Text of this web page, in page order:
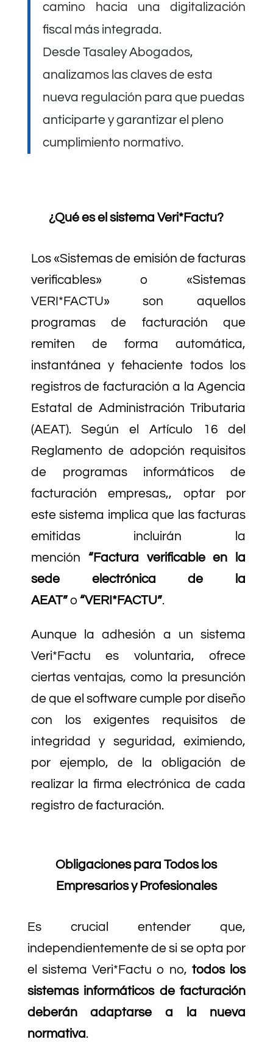
camino hacia una digitalización
fiscal más integrada.
Desde Tasaley Abogados,
analizamos las claves de esta
nueva regulación para que puedas
anticiparte y garantizar el pleno
cumplimiento normativo.
¿Qué es el sistema Veri*Factu?
Los «Sistemas de emisión de facturas
verificables» o «Sistemas
VERI*FACTU» son aquellos
programas de facturación que
remiten de forma automática,
instantánea y fehaciente todos los
registros de facturación a la Agencia
Estatal de Administración Tributaria
(AEAT). Según el Artículo 16 del
Reglamento de adopción requisitos
de programas informáticos de
facturación empresas,, optar por
este sistema implica que las facturas
emitidas incluirán la
mención “Factura verificable en la
sede electrónica de la
AEAT”o“VERI*FACTU”.
Aunque la adhesión a un sistema
Veri*Factu es voluntaria, ofrece
ciertas ventajas, como la presunción
de que el software cumple por diseño
con los exigentes requisitos de
integridad y seguridad, eximiendo,
por ejemplo, de la obligación de
realizar la firma electrónica de cada
registro de facturación.
Obligaciones para Todos los
Empresarios y Profesionales
Es crucial entender que,
independientemente de si se opta por
el sistema Veri*Factu o no,todos los
sistemas informáticos de facturación
deberán adaptarse a la nueva
normativa.